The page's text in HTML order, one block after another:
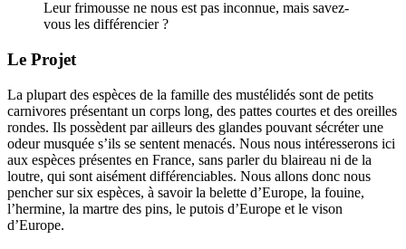
Leur frimousse ne nous est pas inconnue, mais savez-
vous les différencier ?
Le Projet
La plupart des espèces de la famille des mustélidés sont de petits
carnivores présentant un corps long, des pattes courtes et des oreilles
rondes. Ils possèdent par ailleurs des glandes pouvant sécréter une
odeur musquée s’ils se sentent menacés. Nous nous intéresserons ici
aux espèces présentes en France, sans parler du blaireau ni de la
loutre, qui sont aisément différenciables. Nous allons donc nous
pencher sur six espèces, à savoir la belette d’Europe, la fouine,
l’hermine, la martre des pins, le putois d’Europe et le vison
d’Europe.